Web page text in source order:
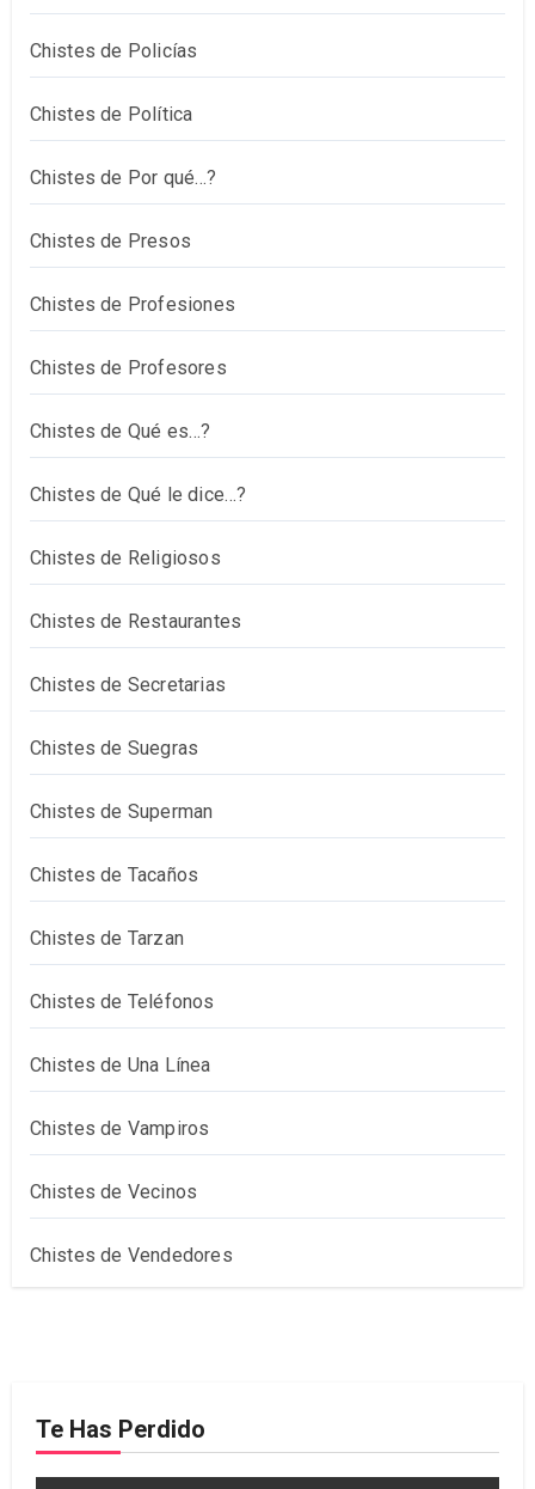
Chistes de Policías
Chistes de Política
Chistes de Por qué…?
Chistes de Presos
Chistes de Profesiones
Chistes de Profesores
Chistes de Qué es…?
Chistes de Qué le dice…?
Chistes de Religiosos
Chistes de Restaurantes
Chistes de Secretarias
Chistes de Suegras
Chistes de Superman
Chistes de Tacaños
Chistes de Tarzan
Chistes de Teléfonos
Chistes de Una Línea
Chistes de Vampiros
Chistes de Vecinos
Chistes de Vendedores
Te Has Perdido